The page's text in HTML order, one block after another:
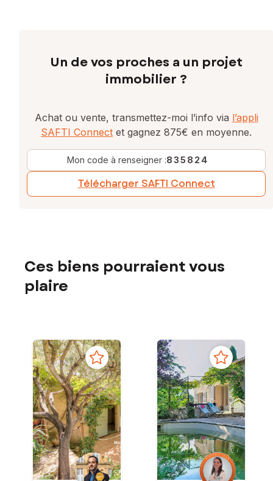
Un de vos proches a un projet
immobilier ?
Achat ou vente, transmettez-moi l’info via l’appli
SAFTI Connect et gagnez 875€ en moyenne.
Mon code à renseigner :835824
Télécharger SAFTI Connect
Ces biens pourraient vous
plaire